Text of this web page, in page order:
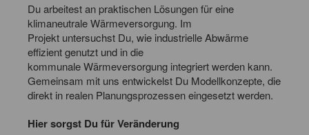
Du arbeitest an praktischen Lösungen für eine
klimaneutrale Wärmeversorgung. Im
Projekt untersuchst Du, wie industrielle Abwärme
effizient genutzt und in die
kommunale Wärmeversorgung integriert werden kann.
Gemeinsam mit uns entwickelst Du Modellkonzepte, die
direkt in realen Planungsprozessen eingesetzt werden.
Hier sorgst Du für Veränderung